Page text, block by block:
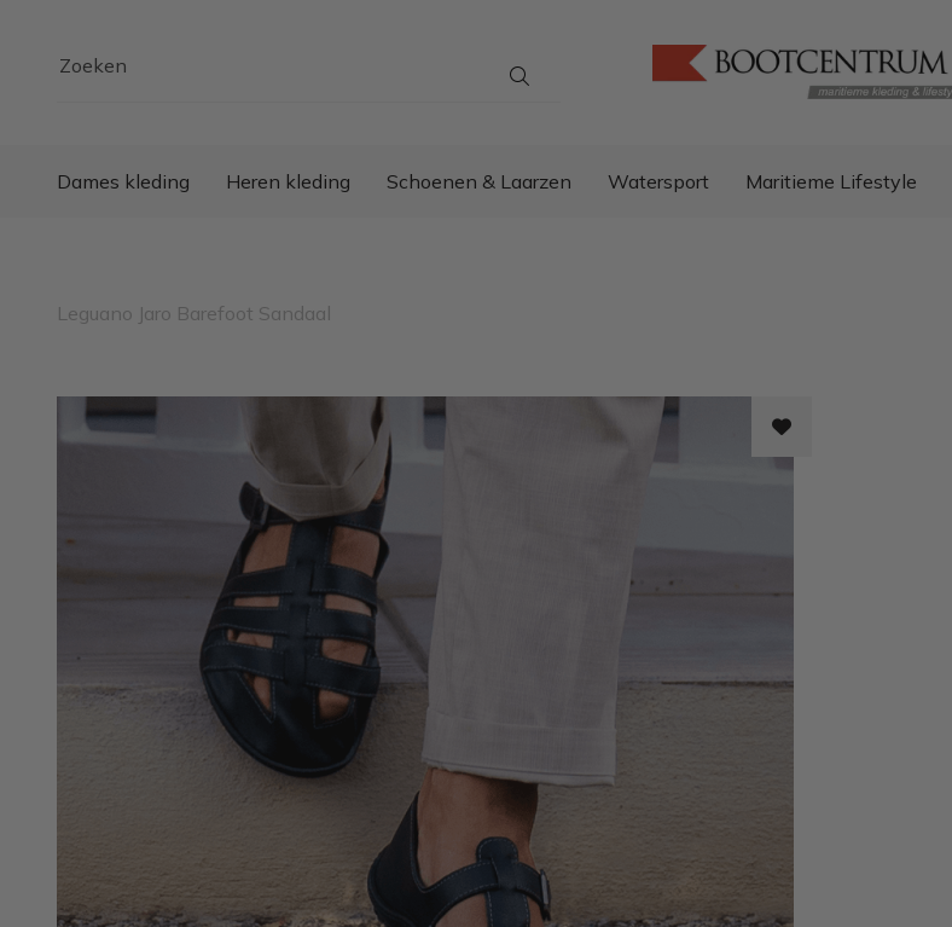
Zoeken
Dames kleding Heren kleding Schoenen & Laarzen Watersport Maritieme Lifestyle
Leguano Jaro Barefoot Sandaal